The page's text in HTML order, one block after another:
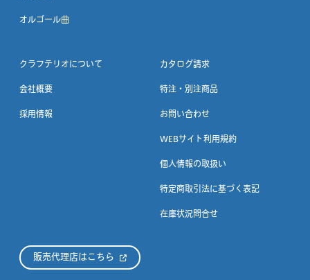
オルゴール曲
クラフテリオについて
会社概要
採用情報
カタログ請求
特注・別注商品
お問い合わせ
WEBサイト利用規約
個人情報の取扱い
特定商取引法に基づく表記
在庫状況問合せ
販売代理店はこちら